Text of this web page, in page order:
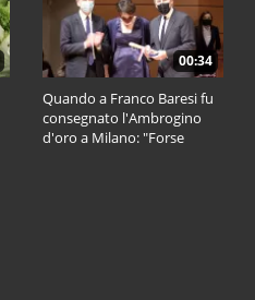
00:34
Quando a Franco Baresi fu
consegnato l'Ambrogino
d'oro a Milano: "Forse